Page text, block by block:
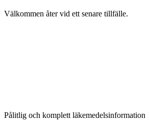
Välkommen åter vid ett senare tillfälle.
Pålitlig och komplett läkemedelsinformation